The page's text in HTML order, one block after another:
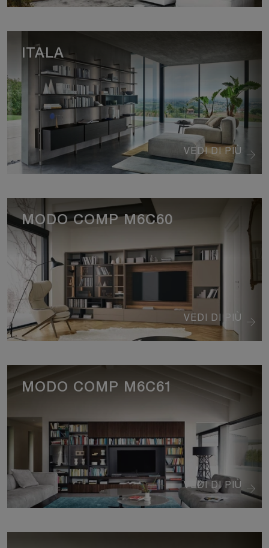
VEDI DI PIÙ
ITALA
VEDI DI PIÙ
MODO COMP M6C60
VEDI DI PIÙ
MODO COMP M6C61